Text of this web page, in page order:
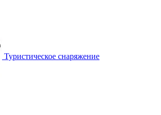
Туристическое снаряжение